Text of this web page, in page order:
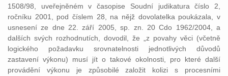
1508/98, uveřejněném v časopise Soudní judikatura číslo 2,
ročníku 2001, pod číslem 28, na nějž dovolatelka poukázala, v
usnesení ze dne 22. září 2005, sp. zn. 20 Cdo 1962/2004, a
dalších svých rozhodnutích, dovodil, že „z povahy věci (včetně
logického požadavku srovnatelnosti jednotlivých důvodů
zastavení výkonu) musí jít o takové okolnosti, pro které další
provádění výkonu je způsobilé založit kolizi s procesními